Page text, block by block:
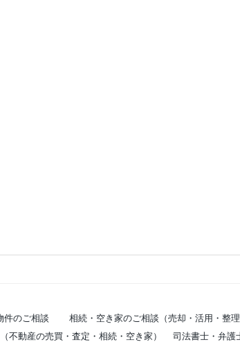
件のご相談
相続・空き家のご相談（売却・活用・整理
不動産の売買・査定・相続・空き家）
司法書士・弁護